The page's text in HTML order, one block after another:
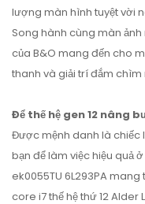
lượng màn hình tuyệt vời
Song hành cùng màn
của B&O mang đến cho
thanh và giải trí đắm
Để thế hệ gen 12 nâng
Được mệnh danh là chiếc
bạn để làm việc hiệu quả
ek0055TU 6L293PA
core i7 thế hệ thứ 12 Alder